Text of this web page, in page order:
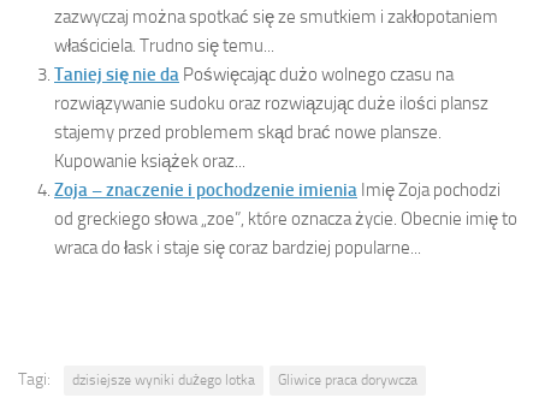
zazwyczaj można spotkać się ze smutkiem i zakłopotaniem
właściciela. Trudno się temu...
Taniej się nie da Poświęcając dużo wolnego czasu na
rozwiązywanie sudoku oraz rozwiązując duże ilości plansz
stajemy przed problemem skąd brać nowe plansze.
Kupowanie książek oraz...
Zoja – znaczenie i pochodzenie imienia Imię Zoja pochodzi
od greckiego słowa „zoe”, które oznacza życie. Obecnie imię to
wraca do łask i staje się coraz bardziej popularne...
Tagi: dzisiejsze wyniki dużego lotka
Gliwice praca dorywcza